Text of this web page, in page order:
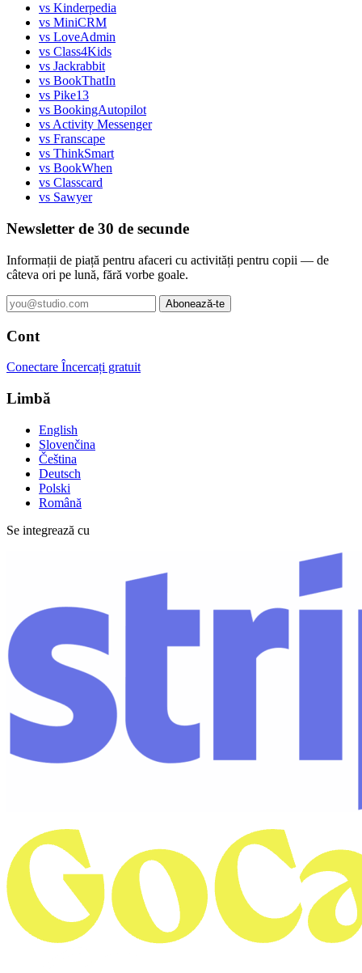
vs Kinderpedia
vs MiniCRM
vs LoveAdmin
vs Class4Kids
vs Jackrabbit
vs BookThatIn
vs Pike13
vs BookingAutopilot
vs Activity Messenger
vs Franscape
vs ThinkSmart
vs BookWhen
vs Classcard
vs Sawyer
Newsletter de 30 de secunde
Informații de piață pentru afaceri cu activități pentru copii — de
câteva ori pe lună, fără vorbe goale.
Abonează-te
Cont
Conectare Încercați gratuit
Limbă
English
Slovenčina
Čeština
Deutsch
Polski
Română
Se integrează cu